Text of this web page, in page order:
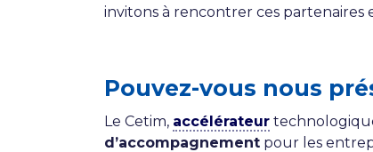
invitons à rencontrer ces partenaires
Pouvez-vous nous
Le Cetim, accélérateur
d’accompagnement pour les